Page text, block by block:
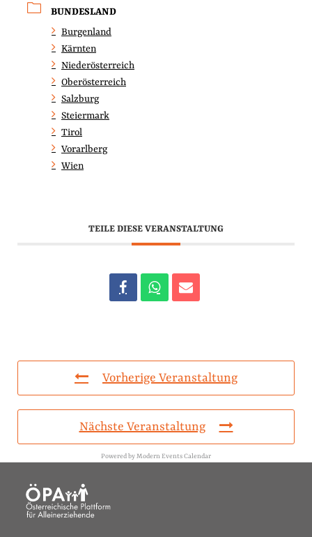
BUNDESLAND
Burgenland
Kärnten
Niederösterreich
Oberösterreich
Salzburg
Steiermark
Tirol
Vorarlberg
Wien
TEILE DIESE VERANSTALTUNG
Vorherige Veranstaltung
Nächste Veranstaltung
Powered byModern Events Calendar